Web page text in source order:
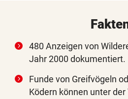
480 Anzeigen von
Jahr 2000 dokumentiert.
Funde von Greifvögeln
Ködern können unter